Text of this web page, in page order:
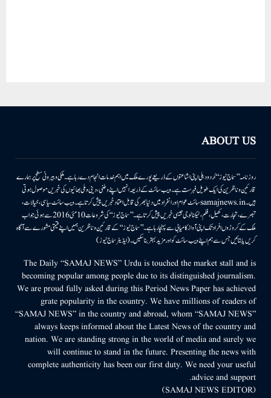
ABOUT US
روزنامہ ’’سماج نیوز‘‘ اُردو دہلی اپنی اشاعتوں کے ذریعے پورے ملک میں اہم خدمات انجام دے رہا ہے۔ ملکی وبیرونی سطح پر ہمارے
قارئین وناظرین کی ایک طویل فہرست ہے۔ ویب سائٹ کے ذریعہ انہیں اپنے وطنی، دینی وملی بھائیوں کی خبریں موصول ہوتی
ہیں۔samajnews.inسائٹ عوام اور انفراد میں دنیا بھر کی قابل اعتماد خبریں پیش کرتا ہے۔ ویب سائٹ سیاسی، خیالات،
تبصرے، تجارت، کھیل، فلم، ٹیکنالوجی جیسی خبریں پیش کرتا ہے۔ ’’سماج نیوز‘‘ کی شروعات 10مئی 2016 سے ہوئی جو اب
ملک کے کروڑوں افراد تک اپنی آواز کامیابی سے پہنچا رہا ہے۔ ’’سماج نیوز‘‘ کے قارئین وناظرین ہمیں اپنے قیمتی مشورے سے آگاہ
کریں یا بتائیں جس سے ہم اپنے ویب سائٹ کو اور مزید بہتر بناسکیں۔ (ایڈیٹر سماج نیوز)
The Daily “SAMAJ NEWS” Urdu is touched the market stall and is
becoming popular among people due to its distinguished journalism.
We are proud fully asked during this Period News Paper has achieved
grate popularity in the country. We have millions of readers of
“SAMAJ NEWS” in the country and abroad, whom “SAMAJ NEWS”
always keeps informed about the Latest News of the country and
nation. We are standing strong in the world of media and surely we
will continue to stand in the future. Presenting the news with
complete authenticity has been our first duty. We need your useful
advice and support.
(SAMAJ NEWS EDITOR)